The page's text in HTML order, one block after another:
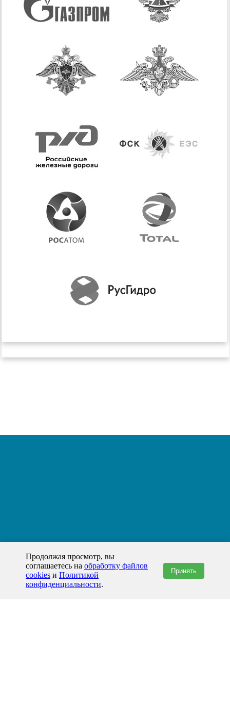
Продолжая просмотр, вы
соглашаетесь на обработку файлов
cookies и Политикой
конфиденциальности.
Принять